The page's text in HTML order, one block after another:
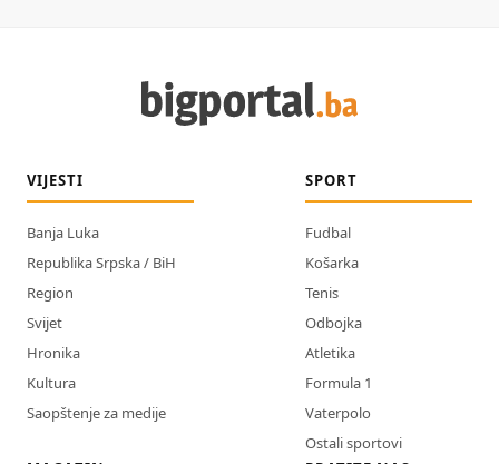
VIJESTI
Banja Luka
Republika Srpska / BiH
Region
Svijet
Hronika
Kultura
Saopštenje za medije
SPORT
Fudbal
Košarka
Tenis
Odbojka
Atletika
Formula 1
Vaterpolo
Ostali sportovi